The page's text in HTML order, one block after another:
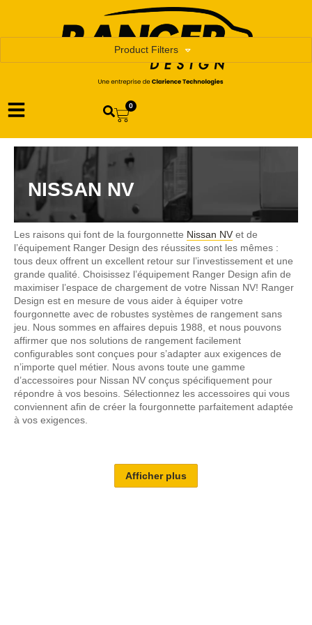
0
NISSAN NV
Product Filters
Les raisons qui font de la fourgonnette Nissan NV et de
l’équipement Ranger Design des réussites sont les mêmes :
tous deux offrent un excellent retour sur l’investissement et une
grande qualité. Choisissez l’équipement Ranger Design afin de
maximiser l’espace de chargement de votre Nissan NV! Ranger
Design est en mesure de vous aider à équiper votre
fourgonnette avec de robustes systèmes de rangement sans
jeu. Nous sommes en affaires depuis 1988, et nous pouvons
affirmer que nos solutions de rangement facilement
configurables sont conçues pour s’adapter aux exigences de
n’importe quel métier. Nous avons toute une gamme
d’accessoires pour Nissan NV conçus spécifiquement pour
répondre à vos besoins. Sélectionnez les accessoires qui vous
conviennent afin de créer la fourgonnette parfaitement adaptée
à vos exigences.